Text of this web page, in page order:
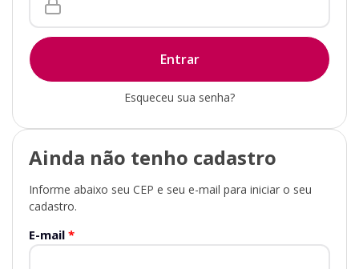
Esqueceu sua senha?
Ainda não tenho cadastro
Informe abaixo seu CEP e seu e-mail para iniciar o seu
cadastro.
E-mail *